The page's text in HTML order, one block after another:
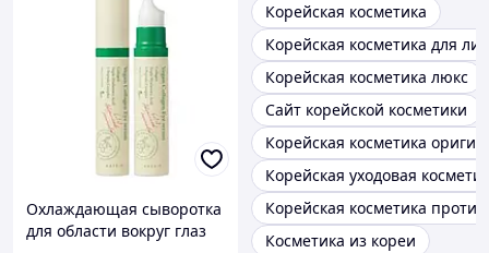
Охлаждающая сыворотка
для области вокруг глаз
Корейская косметика
Корейская косметика для
Корейская косметика люкс
Сайт корейской косметики
Корейская косметика
Корейская уходовая
Корейская косметика
Косметика из кореи